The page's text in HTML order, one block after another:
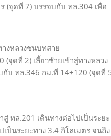
(จุดที่ 7) บรรจบกับ ทล.304 เพื่อ
างหลวงชนบทสาย
จุดที่ 2) เลี้ยวซ้ายเข้าสู่ทางหลวง
กับ ทล.346 กม.ที่ 14+120 (จุดที่
สู่ ทล.201 เดินทางต่อไปเป็นระยะ
ป็นระยะทาง 3.4 กิโลเมตร จนถึง